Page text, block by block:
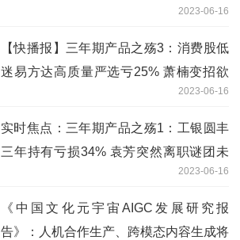
2023-06-16
【快播报】三年期产品之殇3：消费股低
迷易方达高质量严选亏25% 萧楠变招欲
2023-06-16
实时焦点：三年期产品之殇1：工银圆丰
三年持有亏损34% 袁芳突然离职谜团未
2023-06-16
《中国文化元宇宙AIGC发展研究报
告》：人机合作生产、跨模态内容生成将